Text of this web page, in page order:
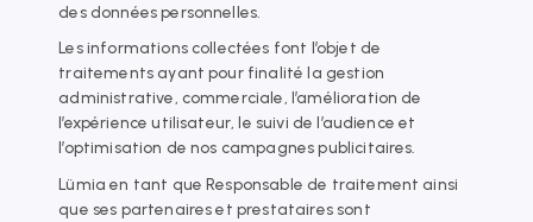
des données personnelles.
Les informations collectées font l’objet de
traitements ayant pour finalité la gestion
administrative, commerciale, l’amélioration de
l’expérience utilisateur, le suivi de l’audience et
l’optimisation de nos campagnes publicitaires.
Lümia en tant que Responsable de traitement ainsi
que ses partenaires et prestataires sont